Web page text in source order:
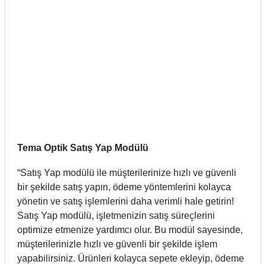
Tema Optik Satış Yap Modülü
“Satış Yap modülü ile müşterilerinize hızlı ve güvenli
bir şekilde satış yapın, ödeme yöntemlerini kolayca
yönetin ve satış işlemlerini daha verimli hale getirin!
Satış Yap modülü, işletmenizin satış süreçlerini
optimize etmenize yardımcı olur. Bu modül sayesinde,
müşterilerinizle hızlı ve güvenli bir şekilde işlem
yapabilirsiniz. Ürünleri kolayca sepete ekleyip, ödeme